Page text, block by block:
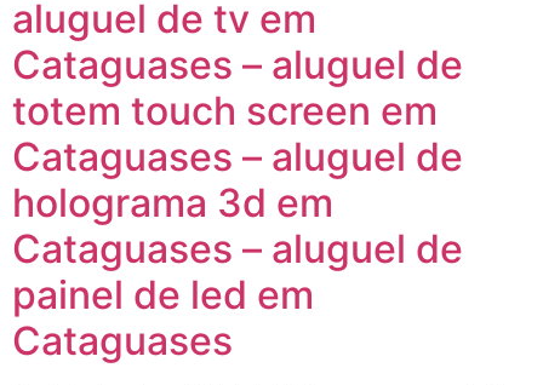
aluguel de tv em
Cataguases – aluguel de
totem touch screen em
Cataguases – aluguel de
holograma 3d em
Cataguases – aluguel de
painel de led em
Cataguases